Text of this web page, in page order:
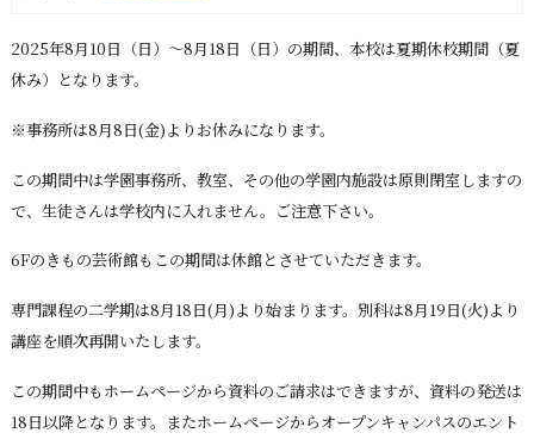
2025年8月10日（日）～8月18日（日）の期間、本校は夏期休校期間（夏
休み）となります。
※事務所は8月8日(金)よりお休みになります。
この期間中は学園事務所、教室、その他の学園内施設は原則閉室しますの
で、生徒さんは学校内に入れません。ご注意下さい。
6Fのきもの芸術館もこの期間は休館とさせていただきます。
専門課程の二学期は8月18日(月)より始まります。別科は8月19日(火)より
講座を順次再開いたします。
この期間中もホームページから資料のご請求はできますが、資料の発送は
18日以降となります。またホームページからオープンキャンパスのエント